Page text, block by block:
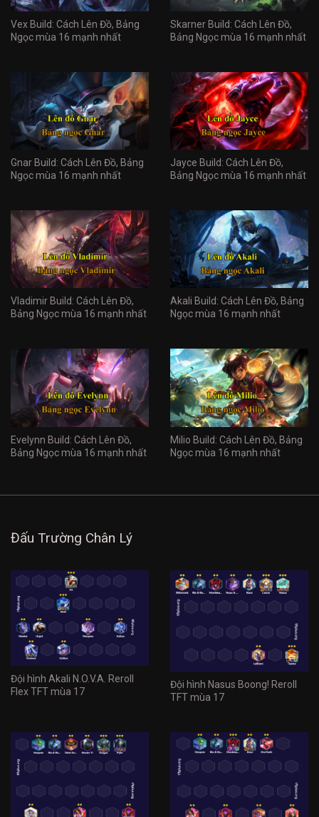
Vex Build: Cách Lên Đồ, Bảng
Ngọc mùa 16 mạnh nhất
Skarner Build: Cách Lên Đồ,
Bảng Ngọc mùa 16 mạnh nhất
Gnar Build: Cách Lên Đồ, Bảng
Ngọc mùa 16 mạnh nhất
Jayce Build: Cách Lên Đồ,
Bảng Ngọc mùa 16 mạnh nhất
Vladimir Build: Cách Lên Đồ,
Bảng Ngọc mùa 16 mạnh nhất
Akali Build: Cách Lên Đồ, Bảng
Ngọc mùa 16 mạnh nhất
Evelynn Build: Cách Lên Đồ,
Bảng Ngọc mùa 16 mạnh nhất
Milio Build: Cách Lên Đồ, Bảng
Ngọc mùa 16 mạnh nhất
Đấu Trường Chân Lý
Đội hình Akali N.O.V.A. Reroll
Flex TFT mùa 17
Đội hình Nasus Boong! Reroll
TFT mùa 17